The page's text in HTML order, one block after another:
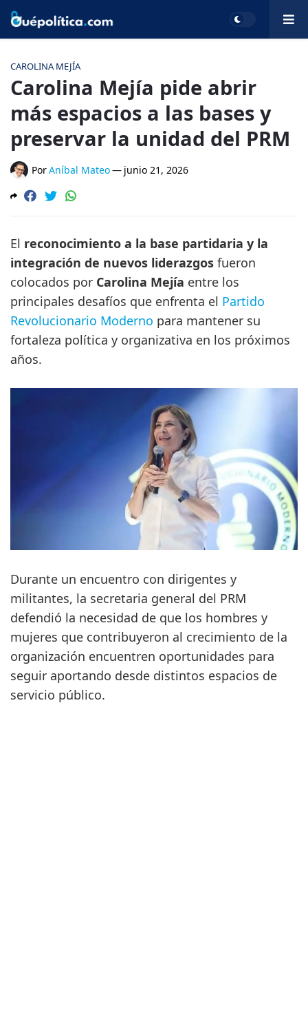
CAROLINA MEJÍA
Carolina Mejía pide abrir
más espacios a las bases y
preservar la unidad del PRM
PorAníbal Mateo— junio 21, 2026
El reconocimiento a la base partidaria y la
integración de nuevos liderazgos fueron
colocados por Carolina Mejía entre los
principales desafíos que enfrenta el Partido
Revolucionario Moderno para mantener su
fortaleza política y organizativa en los próximos
años.
Durante un encuentro con dirigentes y
militantes, la secretaria general del PRM
defendió la necesidad de que los hombres y
mujeres que contribuyeron al crecimiento de la
organización encuentren oportunidades para
seguir aportando desde distintos espacios de
servicio público.